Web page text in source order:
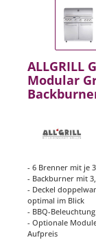
ALLGRILL
Modular
- 6 Brenner mit je
- Backburner mit
- Deckel
optimal im Blick
- BBQ-
- Optionale
Aufpreis